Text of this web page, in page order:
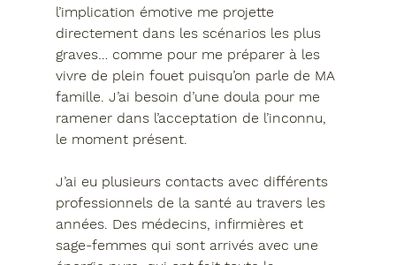
l’implication émotive me projette
directement dans les scénarios les plus
graves… comme pour me préparer à les
vivre de plein fouet puisqu’on parle de MA
famille. J’ai besoin d’une doula pour me
ramener dans l’acceptation de l’inconnu,
le moment présent.
J’ai eu plusieurs contacts avec différents
professionnels de la santé au travers les
années. Des médecins, infirmières et
sage-femmes qui sont arrivés avec une